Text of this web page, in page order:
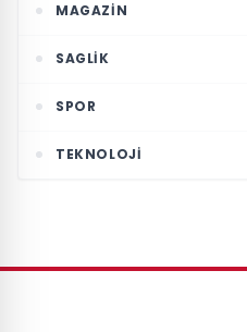
MAGAZIN
SAGLIK
SPOR
TEKNOLOJI